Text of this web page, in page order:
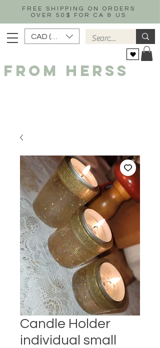
FREE SHIPPING ON ORDERS
OVER 50$ FOR CA & US
CAD (C$)
FROM HERSS
Candle Holder
individual small